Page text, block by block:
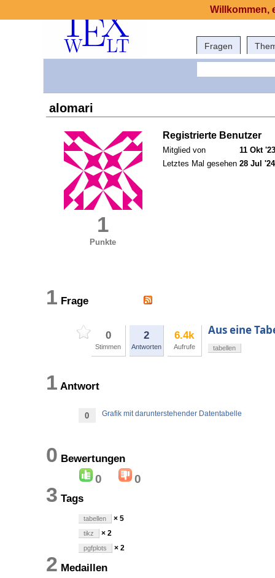
Fragen
alomari
1
Punkte
Registrierte Benutzer
Mitglied von
11 Okt
Letztes Mal gesehen 28 Jul
1 Frage
0
Stimmen
2
Antworten
6.4k
Aufrufe
Aus eine
tabellen
1 Antwort
0 Grafik mit darunterstehender Datentabelle
0 Bewertungen
0 0
3 Tags
tabellen × 5
tikz × 2
pgfplots × 2
2 Medaillen
Willkommen,